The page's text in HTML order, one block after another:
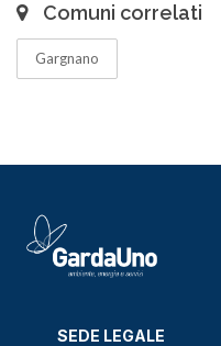
Comuni correlati
Gargnano
SEDE LEGALE